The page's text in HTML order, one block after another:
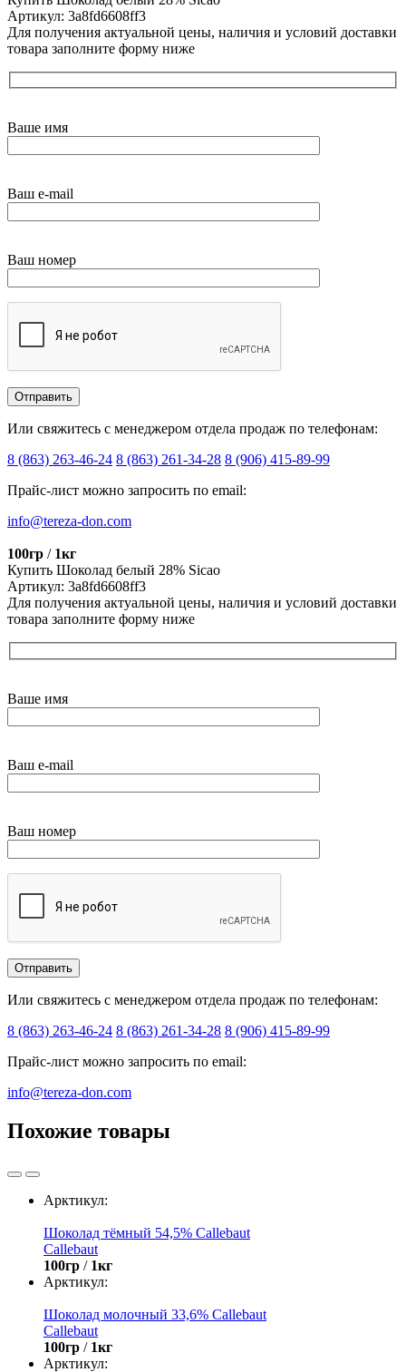
Артикул: 3a8fd6608ff3
Для получения актуальной цены, наличия и условий доставки
товара заполните форму ниже
Ваше имя
Ваш e-mail
Ваш номер
Или свяжитесь с менеджером отдела продаж по телефонам:
8 (863) 263-46-24 8 (863) 261-34-28 8 (906) 415-89-99
Прайс-лист можно запросить по email:
info@tereza-don.com
100гр / 1кг
Купить Шоколад белый 28% Sicao
Артикул: 3a8fd6608ff3
Для получения актуальной цены, наличия и условий доставки
товара заполните форму ниже
Ваше имя
Ваш e-mail
Ваш номер
Или свяжитесь с менеджером отдела продаж по телефонам:
8 (863) 263-46-24 8 (863) 261-34-28 8 (906) 415-89-99
Прайс-лист можно запросить по email:
info@tereza-don.com
Похожие товары
Арктикул:
Шоколад тёмный 54,5% Callebaut
Callebaut
100гр / 1кг
Арктикул:
Шоколад молочный 33,6% Callebaut
Callebaut
100гр / 1кг
Арктикул: